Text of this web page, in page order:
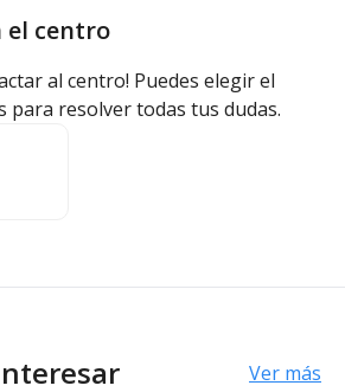
el centro
al centro! Puedes elegir el
para resolver todas tus dudas.
Ver más